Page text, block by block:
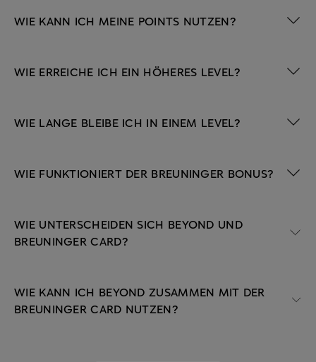
WIE KANN ICH MEINE POINTS NUTZEN?
WIE ERREICHE ICH EIN HÖHERES LEVEL?
WIE LANGE BLEIBE ICH IN EINEM LEVEL?
WIE FUNKTIONIERT DER BREUNINGER BONUS?
WIE UNTERSCHEIDEN SICH BEYOND UND
BREUNINGER CARD?
WIE KANN ICH BEYOND ZUSAMMEN MIT DER
BREUNINGER CARD NUTZEN?